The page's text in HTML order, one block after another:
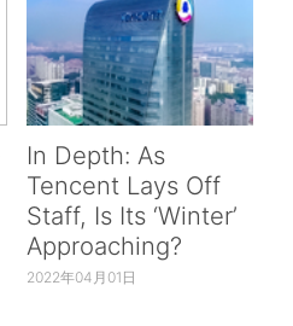
In Depth: As
Tencent Lays Off
Staff, Is Its ‘Winter’
Approaching?
2022年04月01日